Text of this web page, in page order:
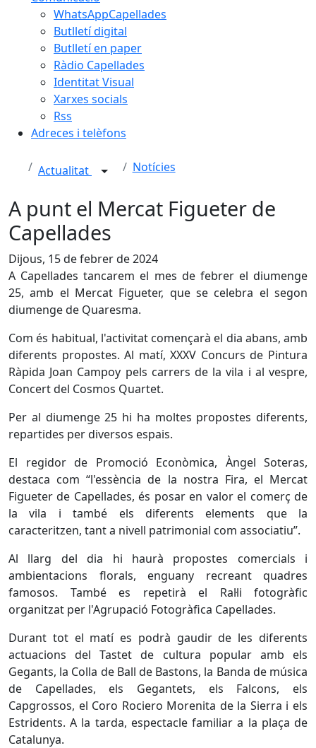
WhatsAppCapellades
Butlletí digital
Butlletí en paper
Ràdio Capellades
Identitat Visual
Xarxes socials
Rss
Adreces i telèfons
Actualitat Notícies
A punt el Mercat Figueter de
Capellades
Dijous, 15 de febrer de 2024
A Capellades tancarem el mes de febrer el diumenge
25, amb el Mercat Figueter, que se celebra el segon
diumenge de Quaresma.
Com és habitual, l'activitat començarà el dia abans, amb
diferents propostes. Al matí, XXXV Concurs de Pintura
Ràpida Joan Campoy pels carrers de la vila i al vespre,
Concert del Cosmos Quartet.
Per al diumenge 25 hi ha moltes propostes diferents,
repartides per diversos espais.
El regidor de Promoció Econòmica, Àngel Soteras,
destaca com “l'essència de la nostra Fira, el Mercat
Figueter de Capellades, és posar en valor el comerç de
la vila i també els diferents elements que la
caracteritzen, tant a nivell patrimonial com associatiu”.
Al llarg del dia hi haurà propostes comercials i
ambientacions florals, enguany recreant quadres
famosos. També es repetirà el Ral·li fotogràfic
organitzat per l'Agrupació Fotogràfica Capellades.
Durant tot el matí es podrà gaudir de les diferents
actuacions del Tastet de cultura popular amb els
Gegants, la Colla de Ball de Bastons, la Banda de música
de Capellades, els Gegantets, els Falcons, els
Capgrossos, el Coro Rociero Morenita de la Sierra i els
Estridents. A la tarda, espectacle familiar a la plaça de
Catalunya.